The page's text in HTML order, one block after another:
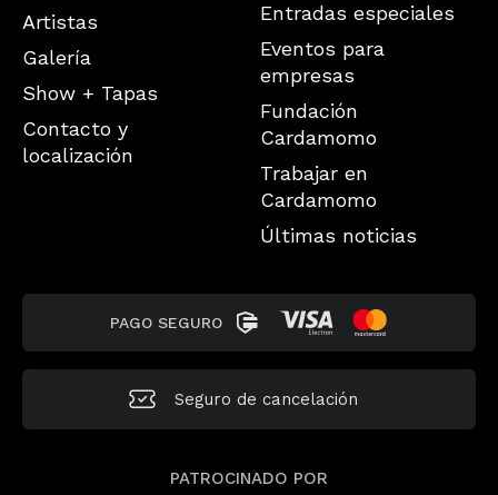
Artistas
Galería
Show + Tapas
Contacto y
localización
Entradas especiales
Eventos para
empresas
Fundación
Cardamomo
Trabajar en
Cardamomo
Últimas noticias
PAGO SEGURO
Seguro de cancelación
PATROCINADO POR